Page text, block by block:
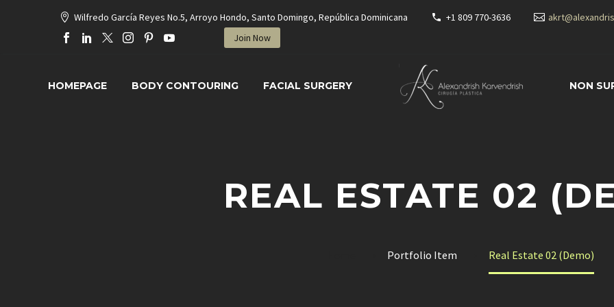
Wilfredo García Reyes No.5, Arroyo Hondo, Santo Domingo, República Dominicana +1 809 770-3636
Join Now
HOMEPAGE BODY CONTOURING FACIAL SURGERY NON
REAL ESTATE 02
Portfolio Item Real Estate 02 (Demo)